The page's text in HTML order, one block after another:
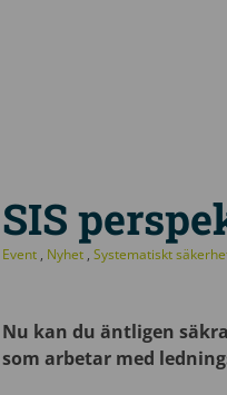
SIS
Event , Nyhet ,Systematiskt
Nu kan du äntligen
som arbetar med